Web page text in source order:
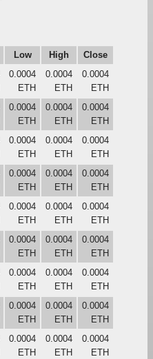
Low High
Close
0.0004
ETH
0.0004
ETH
0.0004
ETH
0.0004
ETH
0.0004
ETH
0.0004
ETH
0.0004
ETH
0.0004
ETH
0.0004
ETH
0.0004
ETH
0.0004
ETH
0.0004
ETH
0.0004
ETH
0.0004
ETH
0.0004
ETH
0.0004
ETH
0.0004
ETH
0.0004
ETH
0.0004
ETH
0.0004
ETH
0.0004
ETH
0.0004
ETH
0.0004
ETH
0.0004
ETH
0.0004
ETH
0.0004
ETH
0.0004
ETH